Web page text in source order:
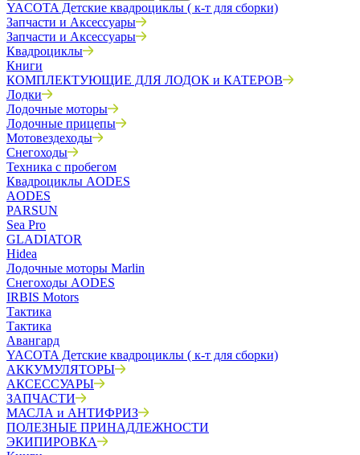
YACOTA Детские квадроциклы ( к-т для сборки)
Запчасти и Аксессуары
Запчасти и Аксессуары
Квадроциклы
Книги
КОМПЛЕКТУЮЩИЕ ДЛЯ ЛОДОК и КАТЕРОВ
Лодки
Лодочные моторы
Лодочные прицепы
Мотовездеходы
Снегоходы
Техника с пробегом
Квадроциклы AODES
AODES
PARSUN
Sea Pro
GLADIATOR
Hidea
Лодочные моторы Marlin
Снегоходы AODES
IRBIS Motors
Тактика
Тактика
Авангард
YACOTA Детские квадроциклы ( к-т для сборки)
АККУМУЛЯТОРЫ
АКСЕССУАРЫ
ЗАПЧАСТИ
МАСЛА и АНТИФРИЗ
ПОЛЕЗНЫЕ ПРИНАДЛЕЖНОСТИ
ЭКИПИРОВКА